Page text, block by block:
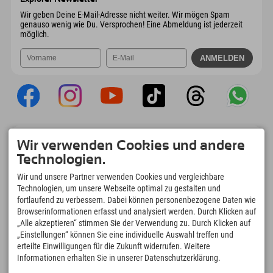
Wir geben Deine E-Mail-Adresse nicht weiter. Wir mögen Spam
genauso wenig wie Du. Versprochen! Eine Abmeldung ist jederzeit
möglich.
Upload Deiner #ExplorerMoments, Mein
Explorer To Go mit Buchungsübersicht,
Bucketlist, Restaurantübersicht uvm. Jetzt
downloaden!
Zeit für Explorer Moments
166
Bergseen und Erlebnisbäder
4.634km
Pisten zum Skifahren und
Snowboarden
Wir verwenden Cookies und andere
Technologien.
Wir und unsere Partner verwenden Cookies und vergleichbare
Technologien, um unsere Webseite optimal zu gestalten und
fortlaufend zu verbessern. Dabei können personenbezogene Daten wie
Browserinformationen erfasst und analysiert werden. Durch Klicken auf
„Alle akzeptieren“ stimmen Sie der Verwendung zu. Durch Klicken auf
„Einstellungen“ können Sie eine individuelle Auswahl treffen und
erteilte Einwilligungen für die Zukunft widerrufen. Weitere
Informationen erhalten Sie in unserer Datenschutzerklärung.